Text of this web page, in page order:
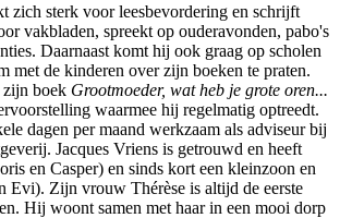
zich sterk voor leesbevordering en schrijft
vakbladen, spreekt op ouderavonden, pabo's
Daarnaast komt hij ook graag op scholen
met de kinderen over zijn boeken te praten.
zijn boek Grootmoeder, wat heb je grote oren...
waarmee hij regelmatig optreedt.
dagen per maand werkzaam als adviseur bij
Jacques Vriens is getrouwd en heeft
en Casper) en sinds kort een kleinzoon en
Evi). Zijn vrouw Thérèse is altijd de eerste
Hij woont samen met haar in een mooi dorp